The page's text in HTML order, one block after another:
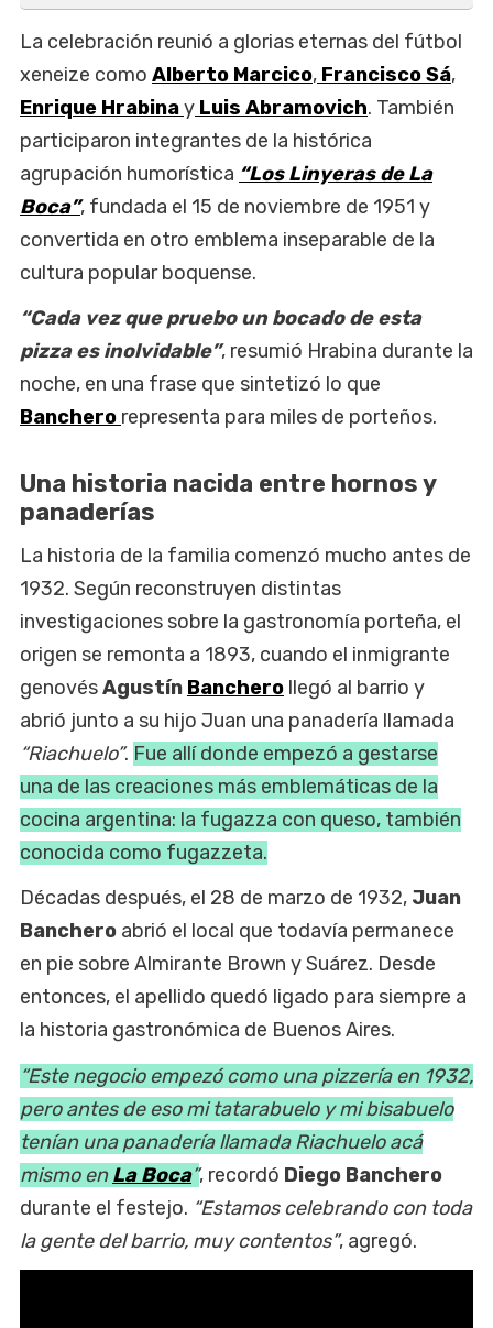
La celebración reunió a glorias eternas del fútbol
xeneize como Alberto Marcico, Francisco Sá,
Enrique Hrabinay Luis Abramovich. También
participaron integrantes de la histórica
agrupación humorística “Los Linyeras de La
Boca”, fundada el 15 de noviembre de 1951 y
convertida en otro emblema inseparable de la
cultura popular boquense.
“Cada vez que pruebo un bocado de esta
pizza es inolvidable”, resumió Hrabina durante la
noche, en una frase que sintetizó lo que
Banchero representa para miles de porteños.
Una historia nacida entre hornos y
panaderías
La historia de la familia comenzó mucho antes de
1932. Según reconstruyen distintas
investigaciones sobre la gastronomía porteña, el
origen se remonta a 1893, cuando el inmigrante
genovésAgustín Banchero llegó al barrio y
abrió junto a su hijo Juan una panadería llamada
“Riachuelo”. Fue allí donde empezó a gestarse
una de las creaciones más emblemáticas de la
cocina argentina: la fugazza con queso, también
conocida como fugazzeta.
Décadas después, el 28 de marzo de 1932, Juan
Banchero abrió el local que todavía permanece
en pie sobre Almirante Brown y Suárez. Desde
entonces, el apellido quedó ligado para siempre a
la historia gastronómica de Buenos Aires.
“Este negocio empezó como una pizzería en 1932,
pero antes de eso mi tatarabuelo y mi bisabuelo
tenían una panadería llamada Riachuelo acá
mismo enLa Boca”, recordó Diego Banchero
durante el festejo. “Estamos celebrando con toda
la gente del barrio, muy contentos”, agregó.